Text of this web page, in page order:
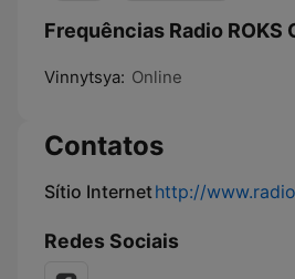
Frequências Radio ROKS
Vinnytsya: Online
Contatos
Sítio Internethttp://
Redes Sociais